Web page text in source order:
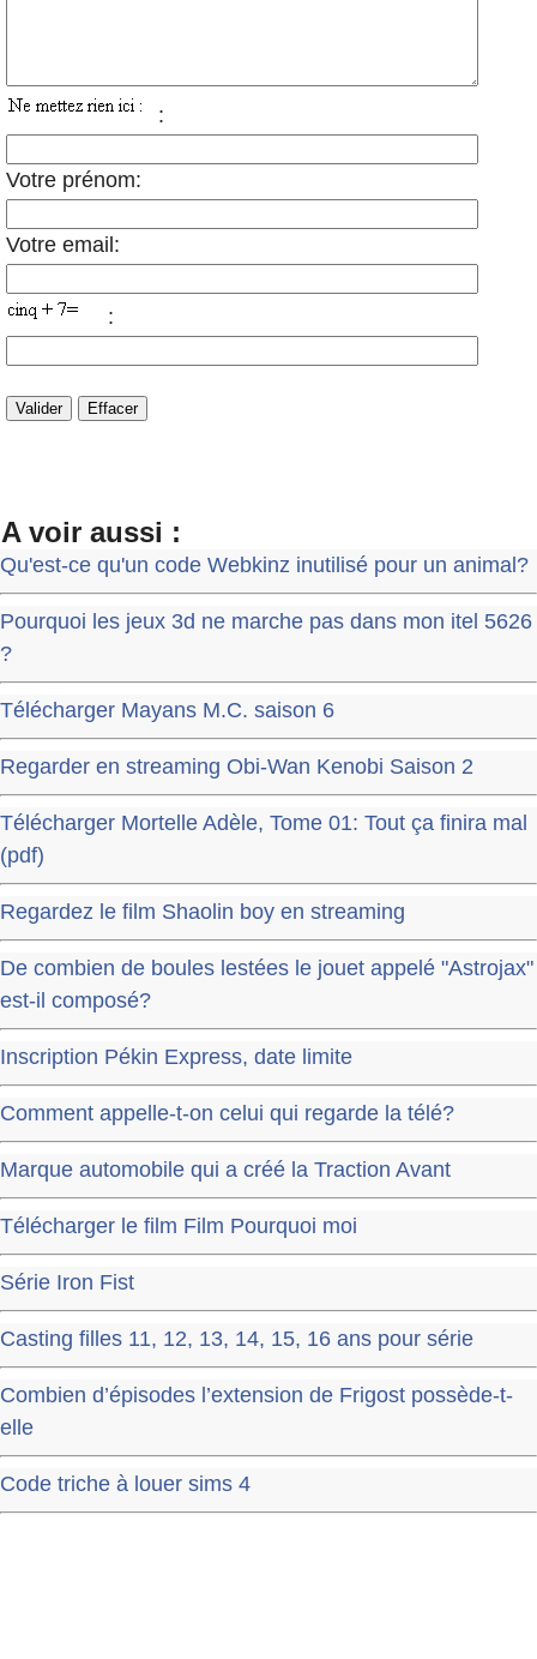
:
Votre prénom:
Votre email:
:
A voir aussi :
Qu'est-ce qu'un code Webkinz inutilisé pour un animal?
Pourquoi les jeux 3d ne marche pas dans mon itel 5626
?
Télécharger Mayans M.C. saison 6
Regarder en streaming Obi-Wan Kenobi Saison 2
Télécharger Mortelle Adèle, Tome 01: Tout ça finira mal
(pdf)
Regardez le film Shaolin boy en streaming
De combien de boules lestées le jouet appelé "Astrojax"
est-il composé?
Inscription Pékin Express, date limite
Comment appelle-t-on celui qui regarde la télé?
Marque automobile qui a créé la Traction Avant
Télécharger le film Film Pourquoi moi
Série Iron Fist
Casting filles 11, 12, 13, 14, 15, 16 ans pour série
Combien d’épisodes l’extension de Frigost possède-t-
elle
Code triche à louer sims 4